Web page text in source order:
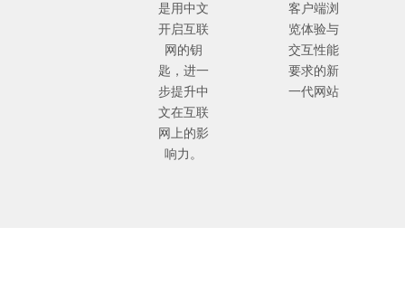
是用中文
开启互联
网的钥
匙，进一
步提升中
文在互联
网上的影
响力。
客户端浏
览体验与
交互性能
要求的新
一代网站